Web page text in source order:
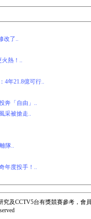
改了..
火熱！..
4年21.8億可行..
奔「自由」..
采被搶走..
隊..
年度投手！..
及CCTV5台有獎競賽參考，